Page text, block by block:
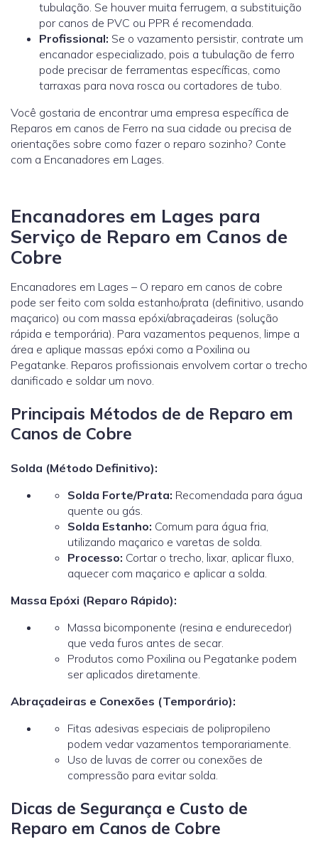
tubulação. Se houver muita ferrugem, a substituição
por canos de PVC ou PPR é recomendada.
Profissional: Se o vazamento persistir, contrate um
encanador especializado, pois a tubulação de ferro
pode precisar de ferramentas específicas, como
tarraxas para nova rosca ou cortadores de tubo.
Você gostaria de encontrar uma empresa específica de
Reparos em canos de Ferro na sua cidade ou precisa de
orientações sobre como fazer o reparo sozinho? Conte
com a Encanadores em Lages.
Encanadores em Lages para
Serviço de Reparo em Canos de
Cobre
Encanadores em Lages – O reparo em canos de cobre
pode ser feito com solda estanho/prata (definitivo, usando
maçarico) ou com massa epóxi/abraçadeiras (solução
rápida e temporária). Para vazamentos pequenos, limpe a
área e aplique massas epóxi como a Poxilina ou
Pegatanke. Reparos profissionais envolvem cortar o trecho
danificado e soldar um novo.
Principais Métodos de de Reparo em
Canos de Cobre
Solda (Método Definitivo):
Solda Forte/Prata: Recomendada para água
quente ou gás.
Solda Estanho: Comum para água fria,
utilizando maçarico e varetas de solda.
Processo: Cortar o trecho, lixar, aplicar fluxo,
aquecer com maçarico e aplicar a solda.
Massa Epóxi (Reparo Rápido):
Massa bicomponente (resina e endurecedor)
que veda furos antes de secar.
Produtos como Poxilina ou Pegatanke podem
ser aplicados diretamente.
Abraçadeiras e Conexões (Temporário):
Fitas adesivas especiais de polipropileno
podem vedar vazamentos temporariamente.
Uso de luvas de correr ou conexões de
compressão para evitar solda.
Dicas de Segurança e Custo de
Reparo em Canos de Cobre